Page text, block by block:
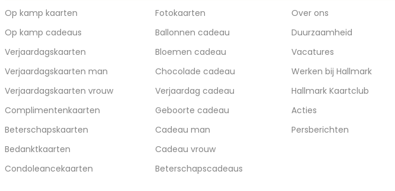
Op kamp kaarten
Op kamp cadeaus
Verjaardagskaarten
Verjaardagskaarten man
Verjaardagskaarten vrouw
Complimentenkaarten
Beterschapskaarten
Bedanktkaarten
Condoleancekaarten
Fotokaarten
Ballonnen cadeau
Bloemen cadeau
Chocolade cadeau
Verjaardag cadeau
Geboorte cadeau
Cadeau man
Cadeau vrouw
Beterschapscadeaus
Over ons
Duurzaamheid
Vacatures
Werken bij Hallmark
Hallmark Kaartclub
Acties
Persberichten